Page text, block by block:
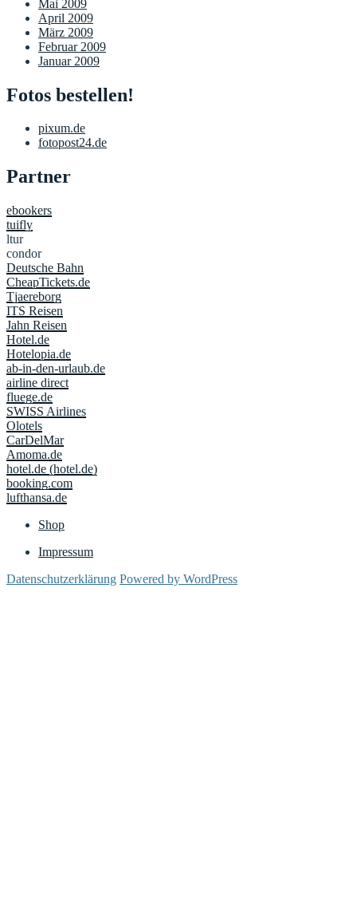
Mai 2009
April 2009
März 2009
Februar 2009
Januar 2009
Fotos bestellen!
pixum.de
fotopost24.de
Partner
ebookers
tuifly
ltur
condor
Deutsche Bahn
CheapTickets.de
Tjaereborg
ITS Reisen
Jahn Reisen
Hotel.de
Hotelopia.de
ab-in-den-urlaub.de
airline direct
fluege.de
SWISS Airlines
Olotels
CarDelMar
Amoma.de
hotel.de (hotel.de)
booking.com
lufthansa.de
Shop
Impressum
Datenschutzerklärung Powered by WordPress